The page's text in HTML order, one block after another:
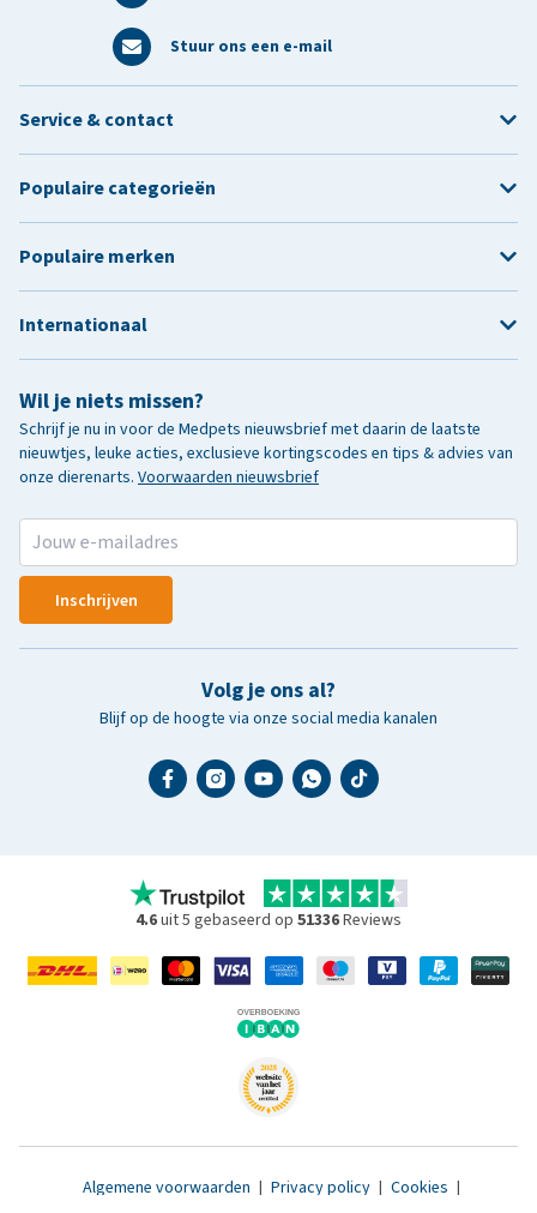
Stuur ons een e-mail
Wil je niets missen?
Schrijf je nu in voor de Medpets nieuwsbrief met daarin de laatste
nieuwtjes, leuke acties, exclusieve kortingscodes en tips & advies van
onze dierenarts. Voorwaarden nieuwsbrief
Inschrijven
Volg je ons al?
Blijf op de hoogte via onze social media kanalen
Service & contact
Populaire categorieën
Populaire merken
Internationaal
4.6uit 5 gebaseerd op 51336Reviews
Algemene voorwaarden | Privacy policy | Cookies |